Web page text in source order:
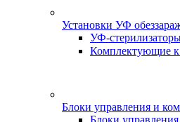
Установки УФ
УФ-
Комплектующие
Блоки управления и
Блоки управления